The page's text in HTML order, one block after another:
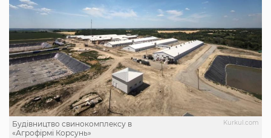
Kurkul.com
Будівництво свинокомплексу в
«Агрофірмі Корсунь»